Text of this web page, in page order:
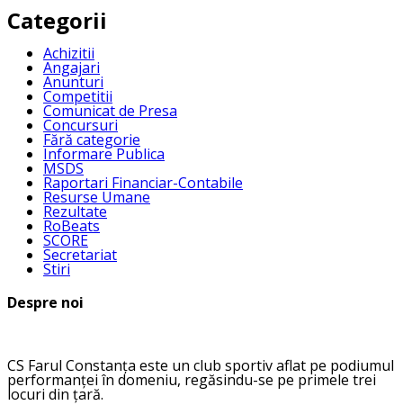
Categorii
Achizitii
Angajari
Anunturi
Competitii
Comunicat de Presa
Concursuri
Fără categorie
Informare Publica
MSDS
Raportari Financiar-Contabile
Resurse Umane
Rezultate
RoBeats
SCORE
Secretariat
Stiri
Despre noi
CS Farul Constanța este un club sportiv aflat pe podiumul
performanței în domeniu, regăsindu-se pe primele trei
locuri din țară.